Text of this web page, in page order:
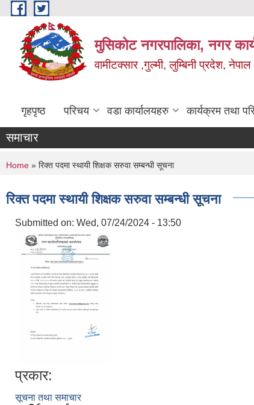
Skip to main content
मुसिकोट नगरपालिका, नगर
वामीटक्सार ,गुल्मी, लुम्बिनी प्रदेश, नेपाल
गृहपृष्ठ परिचय वडा कार्यालयहरु कार्यक्रम तथा
समाचार
You are here
Home » रिक्त पदमा स्थायी शिक्षक सरुवा सम्बन्धी सूचना
रिक्त पदमा स्थायी शिक्षक सरुवा सम्बन्धी सूचना
Submitted on: Wed, 07/24/2024 - 13:50
प्रकार:
सूचना तथा समाचार